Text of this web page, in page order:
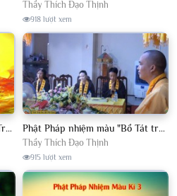
Thầy Thích Đạo Thịnh
918 lượt xem
Phật Pháp Nhiệm Màu Bồ Tát Trong Ta Kỳ 6, Pháp Hội Quan Âm TTHN chùa Khai Nguyên, Năm 2018 Phật Pháp nhiệm màu "Bồ Tát trong ta" kỳ 5 và TPTTHN tại Chùa Khai Nguyên ngày 1/05/2017
Thầy Thích Đạo Thịnh
915 lượt xem